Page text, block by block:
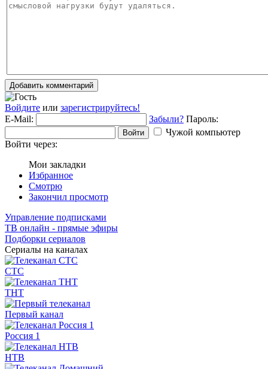
Добавить комментарий
Войдите или зарегистрируйтесь!
E-Mail:
Забыли? Пароль:
Войти
Чужой компьютер
Войти через:
Мои закладки
Избранное
Смотрю
Закончил просмотр
Управление подписками
ТВ онлайн - прямые эфиры
Подборки сериалов
Сериалы на каналах
СТС
ТНТ
Первый канал
Россия 1
НТВ